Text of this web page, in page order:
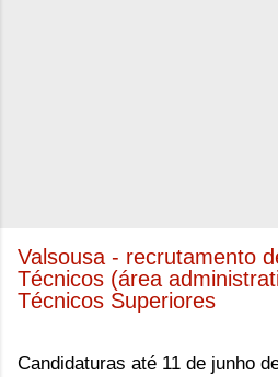
Valsousa - recrutamento
Técnicos (área
Técnicos Superiores
Candidaturas até 11 de junho